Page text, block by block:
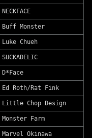
NECKFACE
Buff Monster
Luke Chueh
SUCKADELIC
D*Face
Ed Roth/Rat Fink
Little Chop Design
Monster Farm
Marvel Okinawa